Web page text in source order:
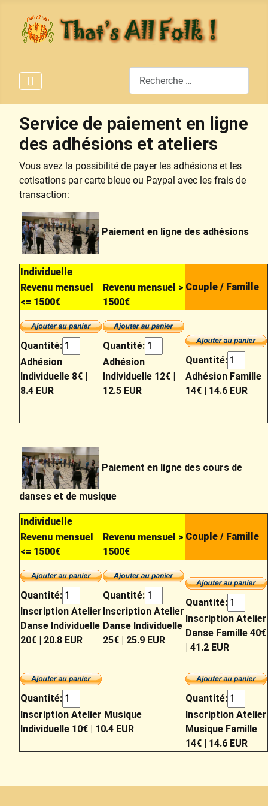
Service de paiement en ligne
des adhésions et ateliers
Vous avez la possibilité de payer les adhésions et les
cotisations par carte bleue ou Paypal avec les frais de
transaction:
Paiement en ligne des adhésions
Individuelle
Couple / Famille
Revenu mensuel
<= 1500€
Revenu mensuel >
1500€
Quantité:
Adhésion
Individuelle 8€ |
8.4 EUR
Quantité:
Adhésion
Individuelle 12€ |
12.5 EUR
Quantité:
Adhésion Famille
14€ | 14.6 EUR
Paiement en ligne des cours de
danses et de musique
Individuelle
Couple / Famille
Revenu mensuel
<= 1500€
Revenu mensuel >
1500€
Quantité:
Inscription Atelier
Danse Individuelle
20€ | 20.8 EUR
Quantité:
Inscription Atelier
Danse Individuelle
25€ | 25.9 EUR
Quantité:
Inscription Atelier
Danse Famille 40€
| 41.2 EUR
Quantité:
Inscription Atelier Musique
Individuelle 10€ | 10.4 EUR
Quantité:
Inscription Atelier
Musique Famille
14€ | 14.6 EUR